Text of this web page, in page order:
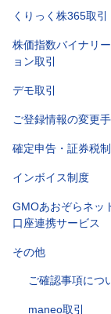
くりっく株365取引
株価指数バイナリ
ョン取引
デモ取引
ご登録情報の変更
確定申告・証券税制
インボイス制度
GMOあおぞらネッ
口座連携サービス
その他
ご確認事項につ
maneo取引